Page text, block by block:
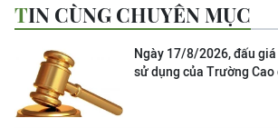
TIN CÙNG CHUYÊN MỤC
Ngày 17/8/2026, đấu
sử dụng của Trường Cao